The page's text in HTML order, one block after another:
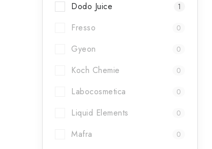
Dodo Juice 1
Fresso 0
Gyeon 0
Koch Chemie 0
Labocosmetica 0
Liquid Elements 0
Mafra 0